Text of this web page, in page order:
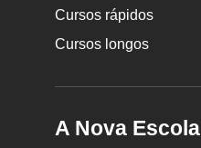
Cursos rápidos
Cursos longos
A Nova Escola